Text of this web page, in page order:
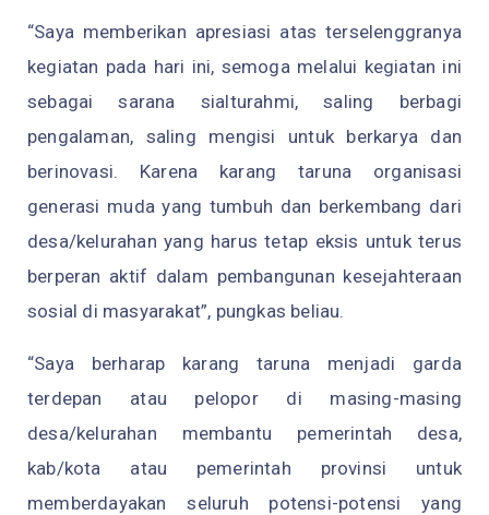
“Saya memberikan apresiasi atas terselenggranya
kegiatan pada hari ini, semoga melalui kegiatan ini
sebagai sarana sialturahmi, saling berbagi
pengalaman, saling mengisi untuk berkarya dan
berinovasi. Karena karang taruna organisasi
generasi muda yang tumbuh dan berkembang dari
desa/kelurahan yang harus tetap eksis untuk terus
berperan aktif dalam pembangunan kesejahteraan
sosial di masyarakat”, pungkas beliau.
“Saya berharap karang taruna menjadi garda
terdepan atau pelopor di masing-masing
desa/kelurahan membantu pemerintah desa,
kab/kota atau pemerintah provinsi untuk
memberdayakan seluruh potensi-potensi yang